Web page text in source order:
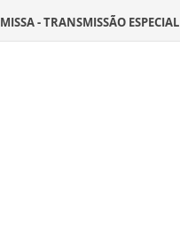
MISSA - TRANSMISSÃO ESPECIAL